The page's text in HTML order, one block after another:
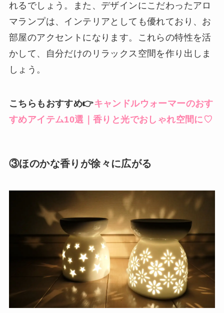
れるでしょう。また、デザインにこだわったアロ
マランプは、インテリアとしても優れており、お
部屋のアクセントになります。これらの特性を活
かして、自分だけのリラックス空間を作り出しま
しょう。
こちらもおすすめ👉キャンドルウォーマーのおす
すめアイテム10選｜香りと光でおしゃれ空間に♡
③ほのかな香りが徐々に広がる